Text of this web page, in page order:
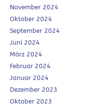
November 2024
Oktober 2024
September 2024
Juni 2024
März 2024
Februar 2024
Januar 2024
Dezember 2023
Oktober 2023